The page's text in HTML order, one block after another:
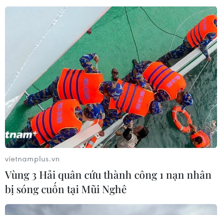
vietnamplus.vn
Vùng 3 Hải quân cứu thành công 1 nạn nhân
bị sóng cuốn tại Mũi Nghê